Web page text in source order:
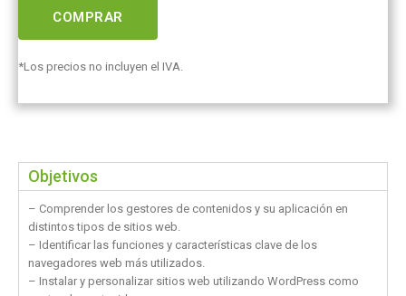
COMPRAR
*Los precios no incluyen el IVA.
Objetivos
– Comprender los gestores de contenidos y su aplicación en
distintos tipos de sitios web.
– Identificar las funciones y características clave de los
navegadores web más utilizados.
– Instalar y personalizar sitios web utilizando WordPress como